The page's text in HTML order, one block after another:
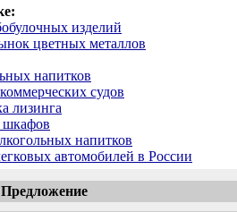
изделий
цветных металлов
напитков
судов
лизинга
шкафов
напитков
автомобилей в России
Предложение